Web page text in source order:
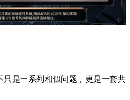
只是一系列相似问题，更是一套共